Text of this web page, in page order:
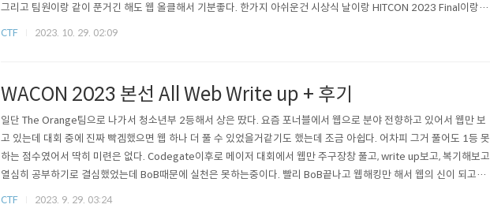
그리고 팀원이랑 같이 푼거긴 해도 웹 올클해서 기분좋다. 한가지 아쉬운건 시상식 날이랑 HITCON 2023 Final이랑
CTF 2023. 10. 29. 02:09
WACON 2023 본선 All Web Write up + 후기
일단 The Orange팀으로 나가서 청소년부 2등해서 상은 땄다. 요즘 포너블에서 웹으로 분야 전향하고 있어서 웹만 보
고 있는데 대회 중에 진짜 빡겜했으면 웹 하나 더 풀 수 있었을거같기도 했는데 조금 아쉽다. 어차피 그거 풀어도 1등 못
하는 점수였어서 딱히 미련은 없다. Codegate이후로 메이저 대회에서 웹만 주구장창 풀고, write up보고, 복기해보고
열심히 공부하기로 결심했었는데 BoB때문에 실천은 못하는중이다. 빨리 BoB끝나고 웹해킹만 해서 웹의 신이 되고싶
CTF 2023. 9. 29. 03:24